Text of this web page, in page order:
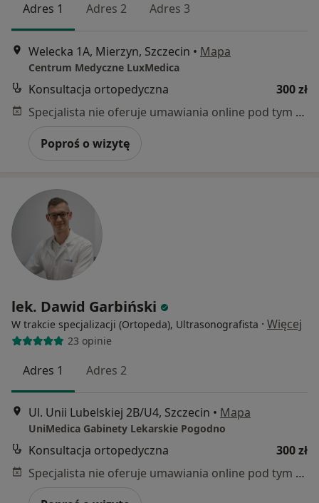
Adres 1 Adres 2 Adres 3
Welecka 1A, Mierzyn, Szczecin • Mapa
Centrum Medyczne LuxMedica
Konsultacja ortopedyczna
300 zł
Specjalista nie oferuje umawiania online pod tym adresem.
Poproś o wizytę
lek. Dawid Garbiński
W trakcie specjalizacji (Ortopeda), Ultrasonografista · Więcej
23 opinie
Adres 1 Adres 2
Ul. Unii Lubelskiej 2B/U4, Szczecin • Mapa
UniMedica Gabinety Lekarskie Pogodno
Konsultacja ortopedyczna
300 zł
Specjalista nie oferuje umawiania online pod tym adresem.